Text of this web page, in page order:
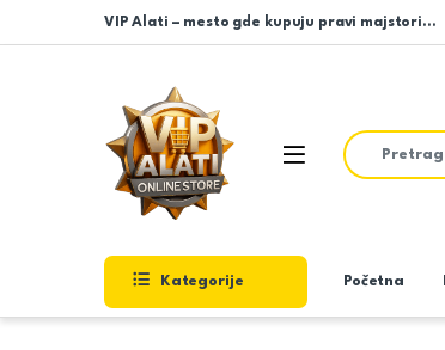
Skip to navigation
Skip to content
VIP Alati – mesto gde kupuju pravi majstori…
Open
Search for:
Kategorije Početna